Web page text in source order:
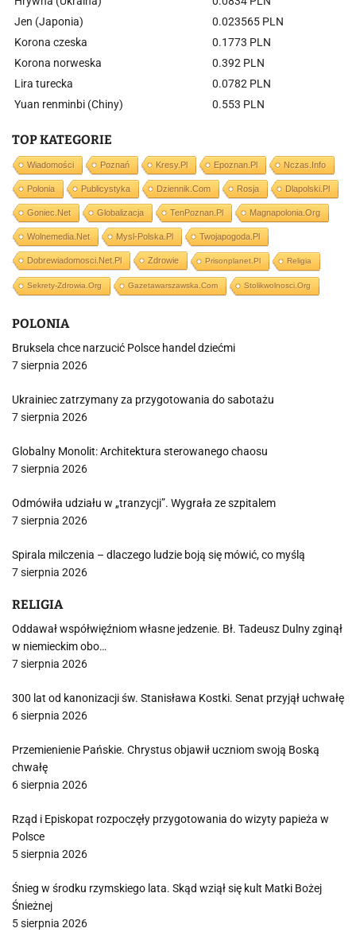
Jen (Japonia)
0.023565 PLN
Korona czeska
0.1773 PLN
Korona norweska
0.392 PLN
Lira turecka
0.0782 PLN
Yuan renminbi (Chiny)
0.553 PLN
TOP KATEGORIE
Wiadomości Poznań Kresy.pl Epoznan.pl Nczas.info
Polonia Publicystyka Dziennik.com Rosja Dlapolski.pl
Goniec.net Globalizacja TenPoznan.pl Magnapolonia.org
Wolnemedia.net Mysl-Polska.pl Twojapogoda.pl
Dobrewiadomosci.net.pl Zdrowie Prisonplanet.pl Religia
Sekrety-Zdrowia.org Gazetawarszawska.com Stolikwolnosci.org
POLONIA
Bruksela chce narzucić Polsce handel dziećmi
7 sierpnia 2026
Ukrainiec zatrzymany za przygotowania do sabotażu
7 sierpnia 2026
Globalny Monolit: Architektura sterowanego chaosu
7 sierpnia 2026
Odmówiła udziału w „tranzycji”. Wygrała ze szpitalem
7 sierpnia 2026
Spirala milczenia – dlaczego ludzie boją się mówić, co myślą
7 sierpnia 2026
RELIGIA
Oddawał współwięźniom własne jedzenie. Bł. Tadeusz Dulny zginął
w niemieckim obo…
7 sierpnia 2026
300 lat od kanonizacji św. Stanisława Kostki. Senat przyjął uchwałę
6 sierpnia 2026
Przemienienie Pańskie. Chrystus objawił uczniom swoją Boską
chwałę
6 sierpnia 2026
Rząd i Episkopat rozpoczęły przygotowania do wizyty papieża w
Polsce
5 sierpnia 2026
Śnieg w środku rzymskiego lata. Skąd wziął się kult Matki Bożej
Śnieżnej
5 sierpnia 2026